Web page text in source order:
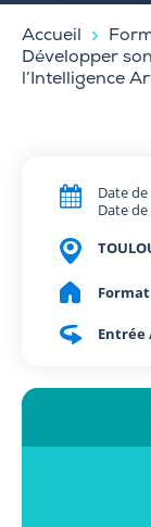
Accueil
Développer
l’Intelligence
Date
Date
Entrée